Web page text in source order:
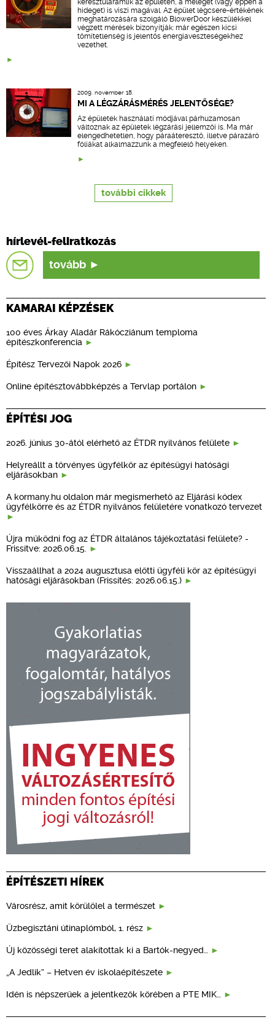
keresztüláramlik az épületen, a meleget (vagy éppen a
hideget) is viszi magával. Az épület légcsere-értékének
meghatározására szolgáló BlowerDoor készülékkel
végzett mérések bizonyítják: már egészen kicsi
tömítetlenség is jelentős energiaveszteségekhez
vezethet.
2009. november 18.
MI A LÉGZÁRÁSMÉRÉS JELENTŐSÉGE?
Az épületek használati módjával párhuzamosan
változnak az épületek légzárási jellemzői is. Ma már
elengedhetetlen, hogy páraáteresztő, illetve párazáró
fóliákat alkalmazzunk a megfelelő helyeken.
további cikkek
hírlevél-feliratkozás
tovább
KAMARAI KÉPZÉSEK
100 éves Árkay Aladár Rákócziánum temploma
építészkonferencia
Építész Tervezői Napok 2026
Online építésztovábbképzés a Tervlap portálon
ÉPÍTÉSI JOG
2026. június 30-ától elérhető az ÉTDR nyilvános felülete
Helyreállt a törvényes ügyfélkör az építésügyi hatósági
eljárásokban
A kormany.hu oldalon már megismerhető az Eljárási kódex
ügyfélkörre és az ÉTDR nyilvános felületére vonatkozó tervezet
Újra működni fog az ÉTDR általános tájékoztatási felülete? -
Frissítve: 2026.06.15.
Visszaállhat a 2024 augusztusa előtti ügyféli kör az építésügyi
hatósági eljárásokban (Frissítés: 2026.06.15.)
ÉPÍTÉSZETI HÍREK
Városrész, amit körülölel a természet
Üzbegisztáni útinaplómból, 1. rész
Új közösségi teret alakítottak ki a Bartók-negyed…
„A Jedlik” – Hetven év iskolaépítészete
Idén is népszerűek a jelentkezők körében a PTE MIK…